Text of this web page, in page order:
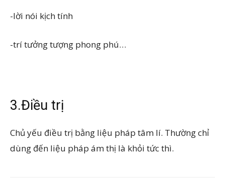
-lời nói kịch tính
-trí tưởng tượng phong phú…
3.Điều trị
Chủ yếu điều trị bằng liệu pháp tâm lí. Thường chỉ
dùng đến liệu pháp ám thị là khỏi tức thì.